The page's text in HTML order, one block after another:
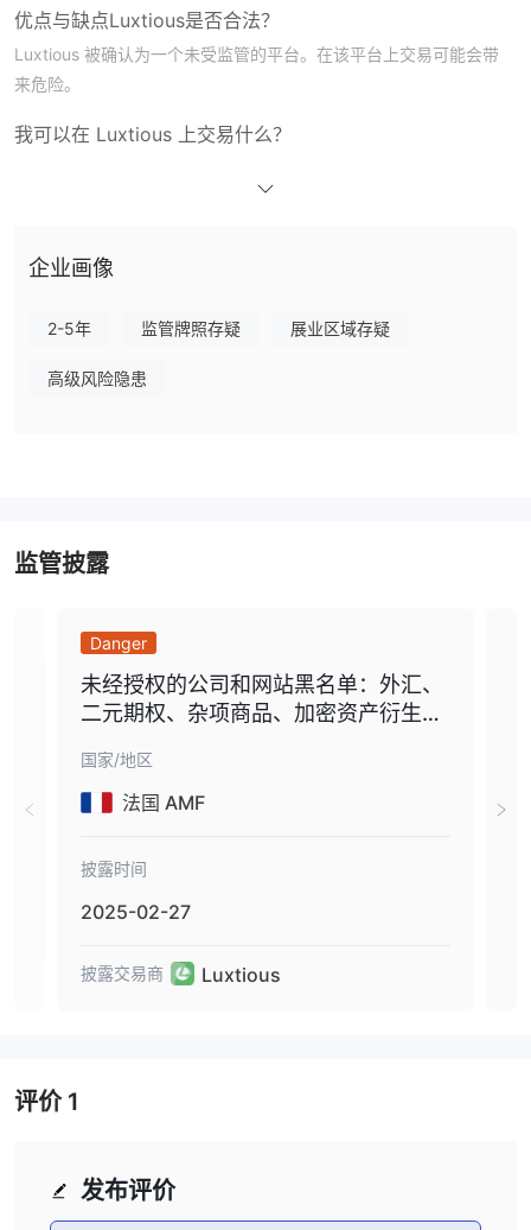
优点与缺点Luxtious是否合法？
Luxtious 被确认为一个未受监管的平台。在该平台上交易可能会带
来危险。
我可以在 Luxtious 上交易什么？
Luxtious为外汇交易提供
交易平台存款和取款
卡），银行转账和数字货币钱包
企业画像
2-5年 监管牌照存疑 展业区域存疑
高级风险隐患
监管披露
Danger
未经授权的公司和网站黑名单：外汇、
二元期权、杂项商品、加密资产衍生
国家/地区
法国 AMF
披露时间
2025-02-27
披露交易商 Luxtious
发布评价
评价1